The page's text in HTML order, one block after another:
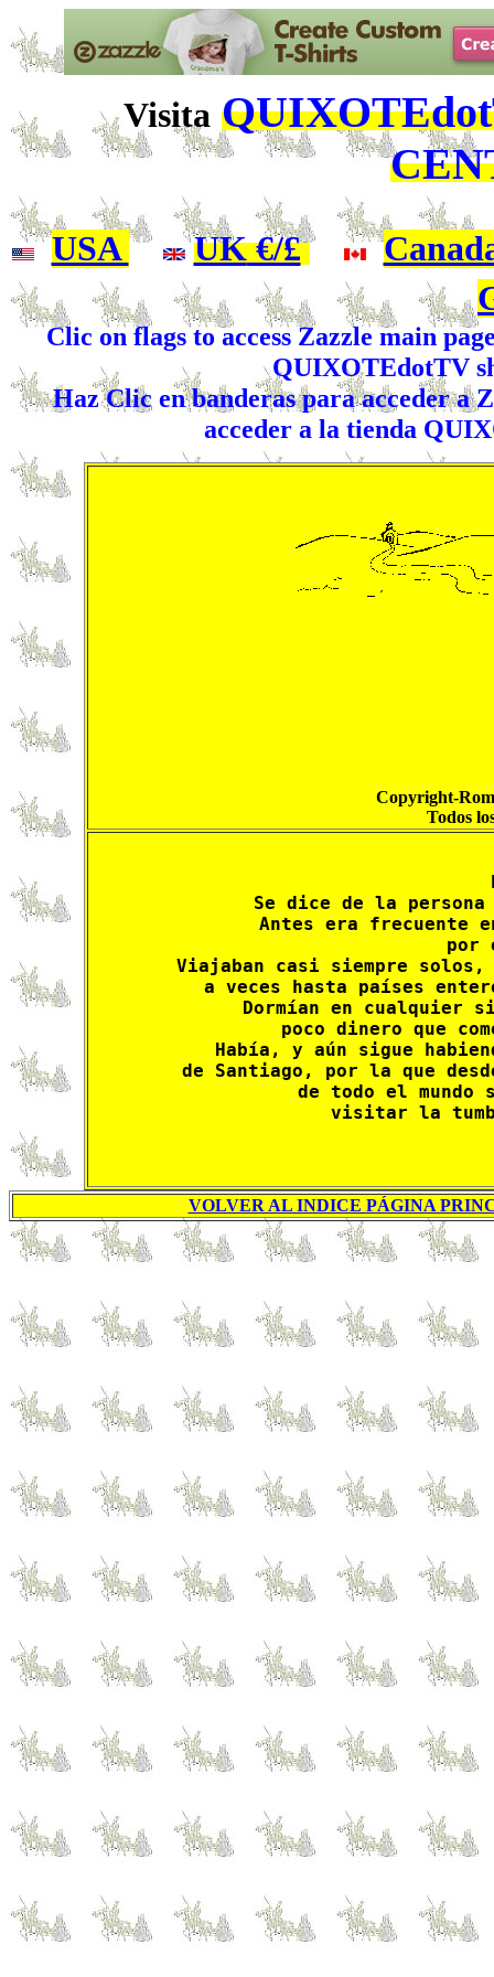
Visita
USA| UK€/£ |
Clic on flags to access Zazzle main
QUIXOTEdotTV
Haz Clic en banderas para acceder a
acceder a la tienda
Copyright-
Todos
Se dice de la
Antes era frecuente
por
Viajaban casi siempre
a veces hasta países
Dormían en cualquier
poco dinero que
Había, y aún sigue
de Santiago, por la que
de todo el mundo
visitar la
VOLVER AL INDICE PÁGINA